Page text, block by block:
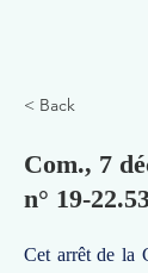
< Back
Com., 7
n° 19-
Cet arrêt de la